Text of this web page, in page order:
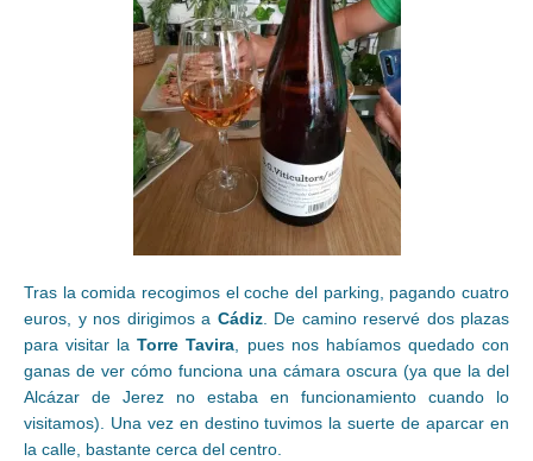
Tras la comida recogimos el coche del parking, pagando cuatro
euros, y nos dirigimos a Cádiz. De camino reservé dos plazas
para visitar laTorre Tavira, pues nos habíamos quedado con
ganas de ver cómo funciona una cámara oscura (ya que la del
Alcázar de Jerez no estaba en funcionamiento cuando lo
visitamos). Una vez en destino tuvimos la suerte de aparcar en
la calle, bastante cerca del centro.